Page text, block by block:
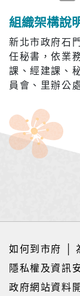
組織架構說
新北市政府石
任秘書，依業
課、經建課、
員會、里辦公
如何到市府
隱私權及資訊
政府網站資料